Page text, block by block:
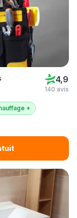
4,9
140 avis
+